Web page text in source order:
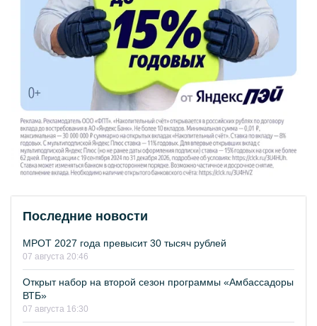
Последние новости
МРОТ 2027 года превысит 30 тысяч рублей
07 августа 20:46
Открыт набор на второй сезон программы «Амбассадоры
ВТБ»
07 августа 16:30